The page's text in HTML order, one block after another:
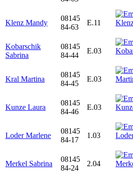
Klenz Mandy
08145
84-63
E.11
Kobarschik
Sabrina
08145
84-44
E.03
Kral Martina
08145
84-45
E.03
Kunze Laura
08145
84-46
E.03
Loder Marlene
08145
84-17
1.03
Merkel Sabrina
08145
84-24
2.04